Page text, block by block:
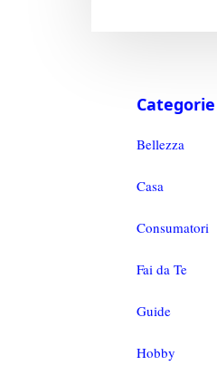
Categorie
Bellezza
Casa
Consumatori
Fai da Te
Guide
Hobby